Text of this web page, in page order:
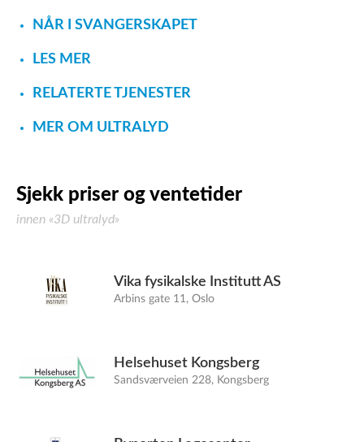
NÅR I SVANGERSKAPET
LES MER
RELATERTE TJENESTER
MER OM ULTRALYD
Sjekk priser og ventetider
innen «3D ultralyd»
Vika fysikalske Institutt AS
Arbins gate 11, Oslo
Helsehuset Kongsberg
Sandsværveien 228, Kongsberg